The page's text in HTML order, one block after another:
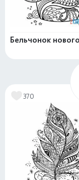
Бельчонок
370